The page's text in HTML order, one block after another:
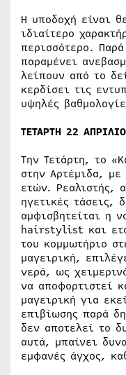
Η υποδοχή είναι
ιδιαίτερο
περισσότερο.
παραμένει
λείπουν από το
κερδίσει τις
υψηλές
ΤΕΤΑΡΤΗ 22
Την Τετάρτη, το
στην Αρτέμιδα,
ετών. Ρεαλιστής,
ηγετικές τάσεις,
αμφισβητείται η
hairstylist και
του κομμωτήριο
μαγειρική,
νερά, ως
να αποφορτιστεί
μαγειρική για
επιβίωσης παρά
δεν αποτελεί το
αυτά, μπαίνει
εμφανές άγχος,